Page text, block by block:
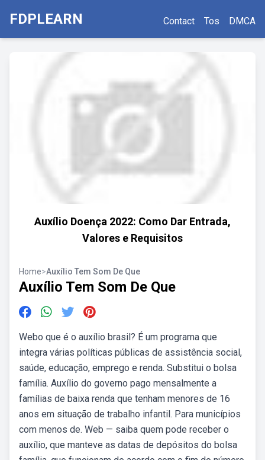
FDPLEARN Contact Tos DMCA
Auxílio Doença 2022: Como Dar Entrada,
Valores e Requisitos
Home>Auxílio Tem Som De Que
Auxílio Tem Som De Que
Webo que é o auxílio brasil? É um programa que
integra várias políticas públicas de assistência social,
saúde, educação, emprego e renda. Substitui o bolsa
família. Auxílio do governo pago mensalmente a
famílias de baixa renda que tenham menores de 16
anos em situação de trabalho infantil. Para municípios
com menos de. Web — saiba quem pode receber o
auxílio, que manteve as datas de depósitos do bolsa